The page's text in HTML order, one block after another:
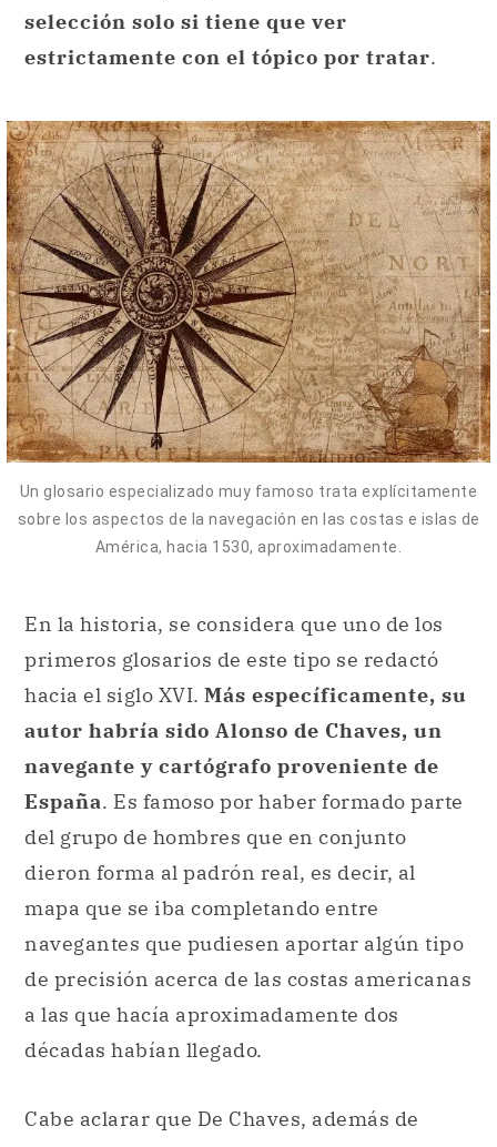
selección solo si tiene que ver
estrictamente con el tópico por tratar.
Un glosario especializado muy famoso trata explícitamente
sobre los aspectos de la navegación en las costas e islas de
América, hacia 1530, aproximadamente.
En la historia, se considera que uno de los
primeros glosarios de este tipo se redactó
hacia el siglo XVI. Más específicamente, su
autor habría sido Alonso de Chaves, un
navegante y cartógrafo proveniente de
España. Es famoso por haber formado parte
del grupo de hombres que en conjunto
dieron forma al padrón real, es decir, al
mapa que se iba completando entre
navegantes que pudiesen aportar algún tipo
de precisión acerca de las costas americanas
a las que hacía aproximadamente dos
décadas habían llegado.
Cabe aclarar que De Chaves, además de